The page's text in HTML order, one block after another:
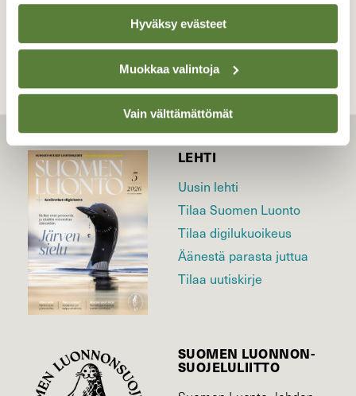
Hyväksy evästeet
Muokkaa valintoja
Vain välttämättömät
TAKAISIN LISTAAN
LEHTI
Uusin lehti
Tilaa Suomen Luonto
Tilaa digilukuoikeus
Äänestä parasta juttua
Tilaa uutiskirje
SUOMEN LUONNON­
SUOJELU­LIITTO